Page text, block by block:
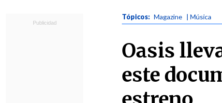
Tópicos: Magazine | Música
Oasis
este